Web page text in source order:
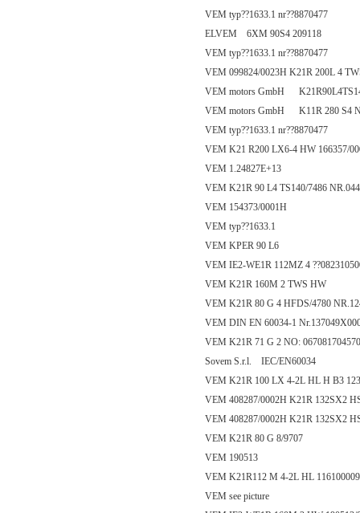
VEM typ??1633.1 nr??8870477
ELVEM 6XM 90S4 209118
VEM typ??1633.1 nr??8870477
VEM 099824/0023H K21R 200L 4
VEM motors GmbH
VEM motors GmbH K11R 280 S4
VEM typ??1633.1 nr??8870477
VEM K21 R200 LX6-4 HW 166357/
VEM 1.24827E+13
VEM K21R 90 L4 TS140/7486
VEM 154373/0001H
VEM typ??1633.1
VEM KPER 90 L6
VEM IE2-WE1R 112MZ 4
VEM K21R 160M 2 TWS HW
VEM K21R 80 G 4 HFDS/4780
VEM DIN EN 60034-1
VEM K21R 71 G 2 NO:
Sovem S.r.l. IEC/EN60034
VEM K21R 100 LX 4-2L HL H B3
VEM 408287/0002H K21R 132SX2
VEM 408287/0002H K21R 132SX2
VEM K21R 80 G 8/9707
VEM 190513
VEM K21R112 M 4-2L HL
VEM see picture